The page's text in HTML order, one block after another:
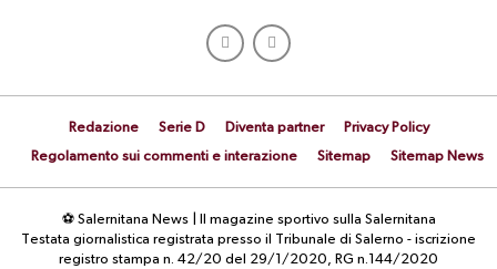
Redazione Serie D Diventa partner
Privacy Policy
Regolamento sui commenti e interazione
Sitemap Sitemap News
⚽ Salernitana News | Il magazine sportivo sulla Salernitana
Testata giornalistica registrata presso il Tribunale di Salerno - iscrizione
registro stampa n. 42/20 del 29/1/2020, RG n.144/2020